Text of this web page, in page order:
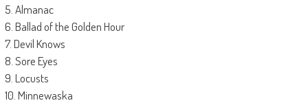
5. Almanac
6. Ballad of the Golden Hour
7. Devil Knows
8. Sore Eyes
9. Locusts
10. Minnewaska